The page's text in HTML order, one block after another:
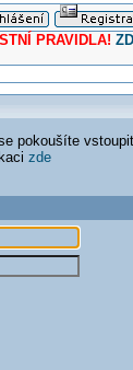
PRAVIDLA!
pokoušíte
zde